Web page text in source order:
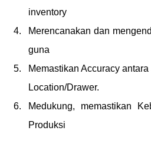
inventory
Merencanakan dan
guna
Memastikan Accuracy
Location/Drawer.
Medukung, memastikan
Produksi